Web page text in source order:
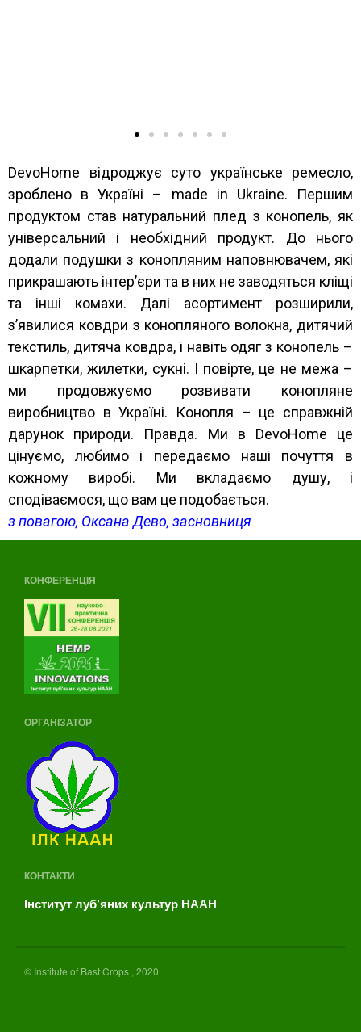
DevoHome відроджує суто українське ремесло,
зроблено в Україні – made in Ukraine. Першим
продуктом став натуральний плед з конопель, як
універсальний і необхідний продукт. До нього
додали подушки з конопляним наповнювачем, які
прикрашають інтер’єри та в них не заводяться кліщі
та інші комахи. Далі асортимент розширили,
з’явилися ковдри з конопляного волокна, дитячий
текстиль, дитяча ковдра, і навіть одяг з конопель –
шкарпетки, жилетки, сукні. І повірте, це не межа –
ми продовжуємо розвивати конопляне
виробництво в Україні. Конопля – це справжній
дарунок природи. Правда. Ми в DevoHome це
цінуємо, любимо і передаємо наші почуття в
кожному виробі. Ми вкладаємо душу, і
сподіваємося, що вам це подобається.
з повагою, Оксана Дево, засновниця
КОНФЕРЕНЦІЯ
ОРГАНІЗАТОР
КОНТАКТИ
Інститут луб’яних культур НААН
© Institute of Bast Crops , 2020